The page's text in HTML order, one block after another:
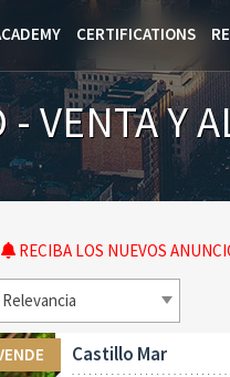
CERTIFICATIONS
VENTA Y
RECIBA LOS NUEVOS
Relevancia
Castillo Mar